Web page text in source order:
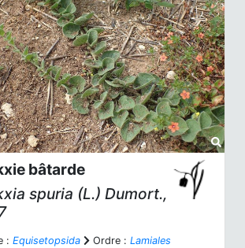
bâtarde
spuria (L.) Dumort.,
: Equisetopsida Ordre : Lamiales